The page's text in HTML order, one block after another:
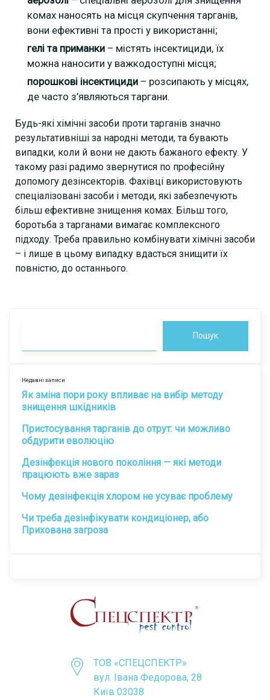
комах наносять на місця скупчення тарганів,
вони ефективні та прості у використанні;
гелі та приманки– містять інсектициди, їх
можна наносити у важкодоступні місця;
порошкові інсектициди– розсипають у місцях,
де часто з’являються таргани.
Будь-які хімічні засоби проти тарганів значно
результативніші за народні методи, та бувають
випадки, коли й вони не дають бажаного ефекту. У
такому разі радимо звернутися по професійну
допомогу дезінсекторів. Фахівці використовують
спеціалізовані засоби і методи, які забезпечують
більш ефективне знищення комах. Більш того,
боротьба з тарганами вимагає комплексного
підходу. Треба правильно комбінувати хімічні засоби
– і лише в цьому випадку вдасться знищити їх
повністю, до останнього.
Пошук
Недавні записи
Як зміна пори року впливає на вибір методу
знищення шкідників
Пристосування тарганів до отрут: чи можливо
обдурити еволюцію
Дезінфекція нового покоління — які методи
працюють вже зараз
Чому дезінфекція хлором не усуває проблему
Чи треба дезінфікувати кондиціонер, або
Прихована загроза
ТОВ «CПЕЦСПЕКТР»
вул. Івана Федорова, 28
Київ 03038